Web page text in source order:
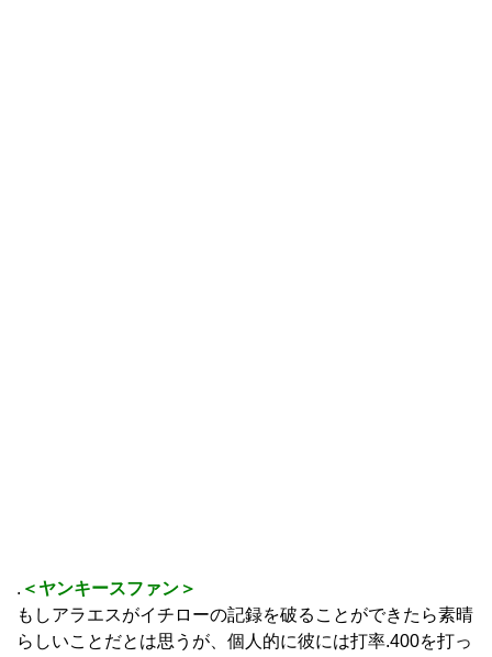
. ＜ヤンキースファン＞
もしアラエスがイチローの記録を破ることができたら素晴
らしいことだとは思うが、個人的に彼には打率.400を打っ